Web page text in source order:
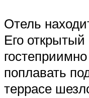
Отель
Его открытый
поплавать
террасе